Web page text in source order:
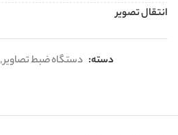
انتقال تصویر
دسته: دستگاه ضبط تصاویر,